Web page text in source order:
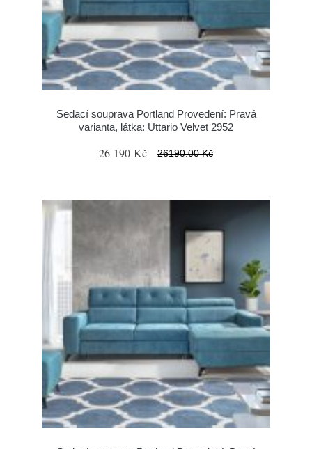
Sedací souprava Portland Provedení: Pravá
varianta, látka: Uttario Velvet 2952
26 190 Kč 26190.00 Kč